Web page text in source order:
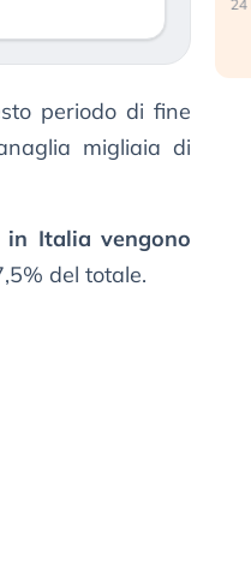
periodo di fine
migliaia di
Italia vengono
del totale.
24